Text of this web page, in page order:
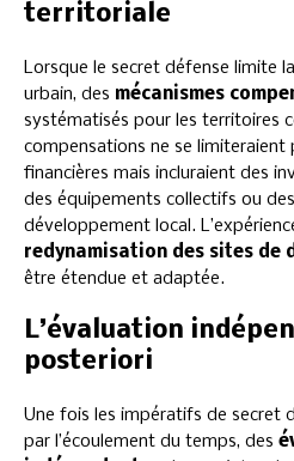
territoriale
Lorsque le secret défense limite
urbain, des mécanismes
systématisés pour les territoires
compensations ne se limiteraient
financières mais incluraient des
des équipements collectifs ou
développement local.
redynamisation des sites de
être étendue et adaptée.
L’évaluation
posteriori
Une fois les impératifs de secret
par l’écoulement du temps, des